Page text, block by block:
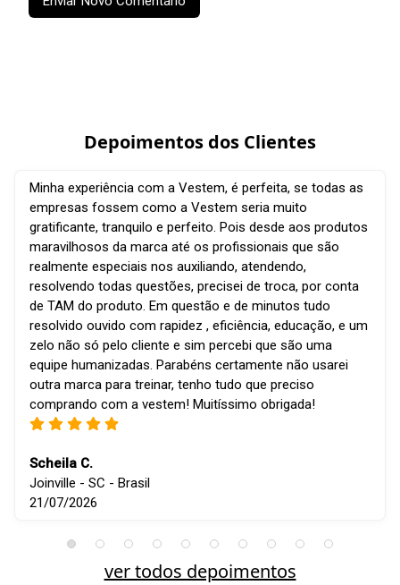
Depoimentos dos Clientes
Minha experiência com a Vestem, é perfeita, se todas as
empresas fossem como a Vestem seria muito
gratificante, tranquilo e perfeito. Pois desde aos produtos
maravilhosos da marca até os profissionais que são
realmente especiais nos auxiliando, atendendo,
resolvendo todas questões, precisei de troca, por conta
de TAM do produto. Em questão e de minutos tudo
resolvido ouvido com rapidez , eficiência, educação, e um
zelo não só pelo cliente e sim percebi que são uma
equipe humanizadas. Parabéns certamente não usarei
outra marca para treinar, tenho tudo que preciso
comprando com a vestem! Muitíssimo obrigada!
Scheila C.
Joinville - SC - Brasil
21/07/2026
ver todos depoimentos